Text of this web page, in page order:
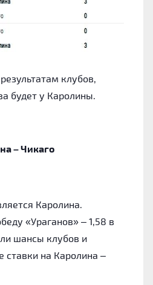
клубов,
будет у Каролины.
– Чикаго
Каролина.
«Ураганов» – 1,58 в
шансы клубов и
ставки на Каролина –